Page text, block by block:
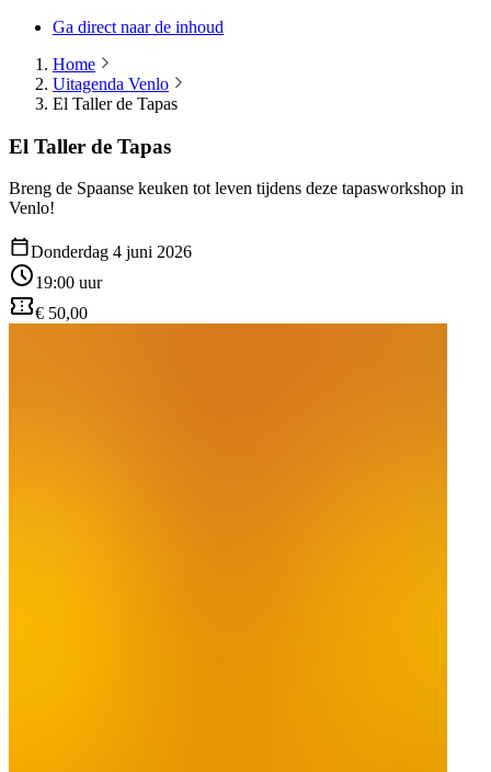
Ga direct naar de inhoud
Home
Uitagenda Venlo
El Taller de Tapas
El Taller de Tapas
Breng de Spaanse keuken tot leven tijdens deze tapasworkshop in
Venlo!
Donderdag 4 juni 2026
19:00 uur
€ 50,00